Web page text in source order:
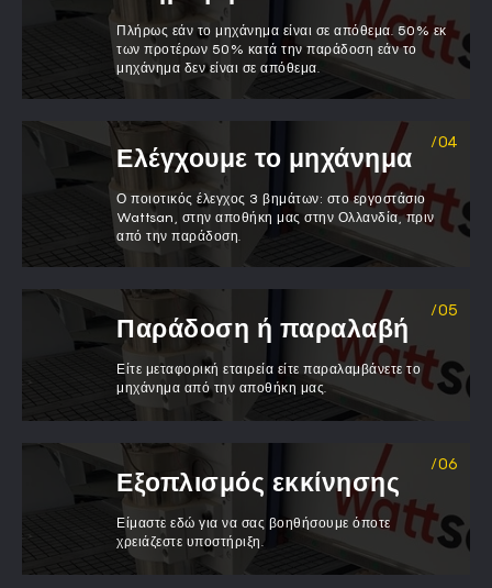
Πλήρως εάν το μηχάνημα είναι σε απόθεμα. 50% εκ
των προτέρων 50% κατά την παράδοση εάν το
μηχάνημα δεν είναι σε απόθεμα.
Ελέγχουμε το μηχάνημα
Ο ποιοτικός έλεγχος 3 βημάτων: στο εργοστάσιο
Wattsan, στην αποθήκη μας στην Ολλανδία, πριν
από την παράδοση.
Παράδοση ή παραλαβή
Είτε μεταφορική εταιρεία είτε παραλαμβάνετε το
μηχάνημα από την αποθήκη μας.
Εξοπλισμός εκκίνησης
Είμαστε εδώ για να σας βοηθήσουμε όποτε
χρειάζεστε υποστήριξη.